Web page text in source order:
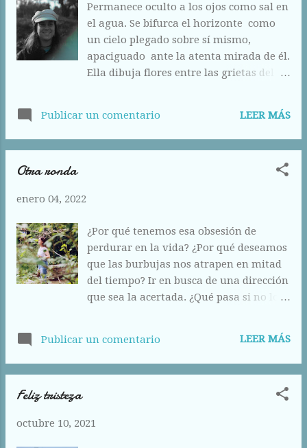
Permanece oculto a los ojos como sal en
el agua. Se bifurca el horizonte como
un cielo plegado sobre sí mismo,
apaciguado ante la atenta mirada de él.
Ella dibuja flores entre las grietas del
entre el hueco de sus pechos como
pétalos en el aire.
Publicar un comentario LEER MÁS
Otra ronda
enero 04, 2022
¿Por qué tenemos esa obsesión de
perdurar en la vida? ¿Por qué deseamos
que las burbujas nos atrapen en mitad
del tiempo? Ir en busca de una dirección
que sea la acertada. ¿Qué pasa si no lo
error? ¿Cuánto es el porcentaje
permitido como falta leve en un partido
que echan a correr por tierra, las alas se
Imagina un espacio jamás construido
Publicar un comentario LEER MÁS
Feliz tristeza
octubre 10, 2021